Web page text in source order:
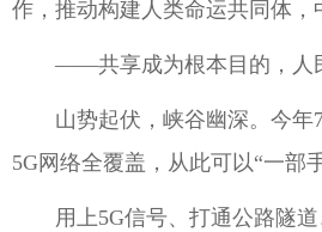
作，推动构建人类命运共同体
——共享成为根本目的，人民
山势起伏，峡谷幽深。今年7
5G网络全覆盖，从此可以“一部
用上5G信号、打通公路隧道